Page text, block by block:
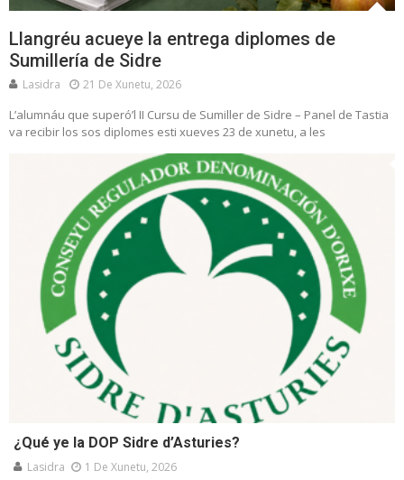
Llangréu acueye la entrega diplomes de
Sumillería de Sidre
Lasidra 21 De Xunetu, 2026
L’alumnáu que superó’l II Cursu de Sumiller de Sidre – Panel de Tastia
va recibir los sos diplomes esti xueves 23 de xunetu, a les
¿Qué ye la DOP Sidre d’Asturies?
Lasidra 1 De Xunetu, 2026